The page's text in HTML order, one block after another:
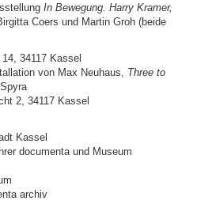
In Bewegung. Harry Kramer,
Coers und Martin Groh (beide
34117 Kassel
von Max Neuhaus, Three to
2, 34117 Kassel
Kassel
documenta und Museum
archiv